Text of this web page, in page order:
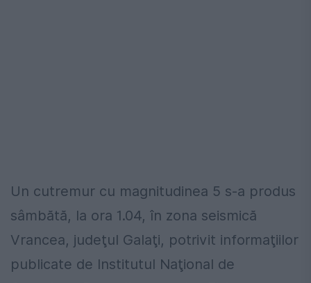
Un cutremur cu magnitudinea 5 s-a produs
sâmbătă, la ora 1.04, în zona seismică
Vrancea, judeţul Galaţi, potrivit informaţiilor
publicate de Institutul Naţional de